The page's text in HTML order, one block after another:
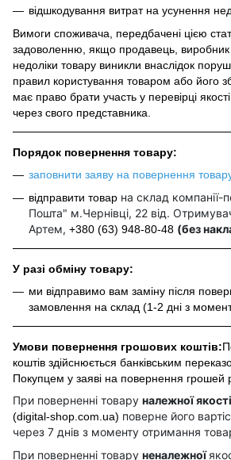
відшкодування витрат на усунення
Вимоги споживача, передбачені цією
задоволенню, якщо продавець,
недоліки товару виникли внаслідок
правил користування товаром або його
має право брати участь у перевірці
через свого представника.
Порядок повернення товару:
заповнити заяву на повернення
відправити товар на склад компанії-
Пошта" м.Чернівці, 22 від.
Артем, +380 (63) 948-80-48 (без
У разі обміну товару:
ми відправимо вам заміну після
замовлення на склад (1-2 дні з
Умови повернення грошових коштів:
коштів здійснюється банківським
Покупцем у заяві на повернення грошей
При поверненні товару належної якості
(digital-shop.com.ua) поверне його
через 7 днів з моменту отримання
При поверненні товару неналежної